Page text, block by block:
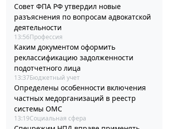
Совет ФПА РФ утвердил новые
разъяснения по вопросам адвокатской
деятельности
13:56Профессия
Каким документом оформить
реклассификацию задолженности
подотчетного лица
13:37Бюджетный учет
Определены особенности включения
частных медорганизаций в реестр
системы ОМС
13:19Социальная сфера